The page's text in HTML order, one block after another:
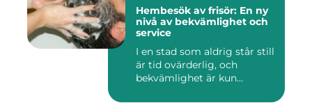
Hembesök av frisör: En ny
nivå av bekvämlighet och
service
I en stad som aldrig står still
är tid ovärderlig, och
bekvämlighet är kun...